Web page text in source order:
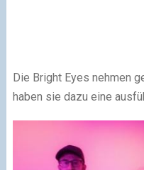
Die Bright Eyes nehmen
haben sie dazu eine